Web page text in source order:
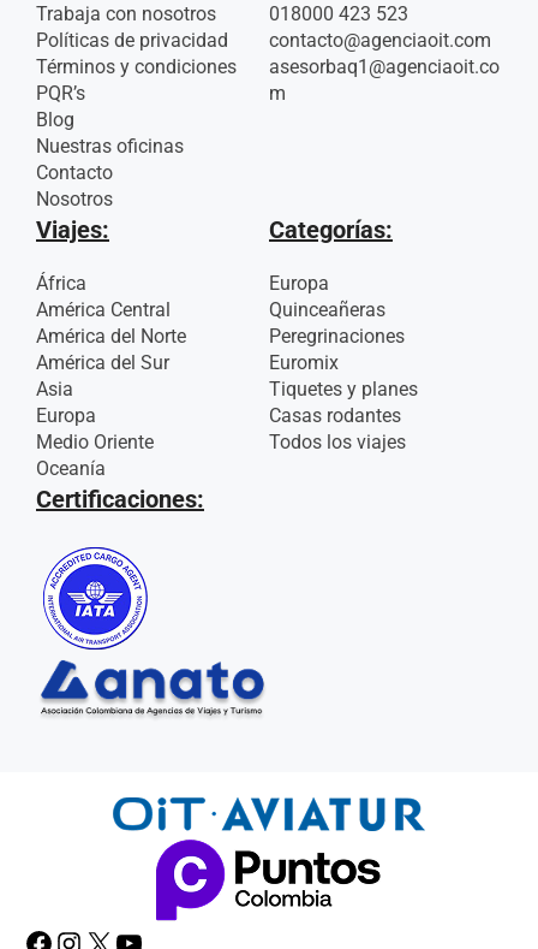
Trabaja con nosotros
Políticas de privacidad
Términos y condiciones
PQR’s
Blog
Nuestras oficinas
Contacto
Nosotros
018000 423 523
contacto@agenciaoit.com
asesorbaq1@agenciaoit.co
m
Viajes:
África
América Central
América del Norte
América del Sur
Asia
Europa
Medio Oriente
Oceanía
Categorías:
Europa
Quinceañeras
Peregrinaciones
Euromix
Tiquetes y planes
Casas rodantes
Todos los viajes
Certificaciones: